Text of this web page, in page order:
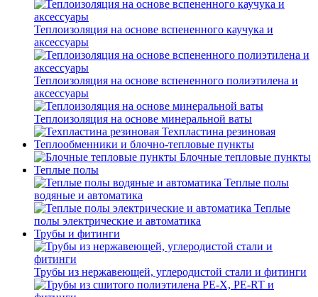
Теплоизоляция на основе вспененного каучука и
аксессуары
Теплоизоляция на основе вспененного полиэтилена и
аксессуары
Теплоизоляция на основе минеральной ваты
Техпластина резиновая
Теплообменники и блочно-тепловые пункты
Блочные тепловые пункты
Теплые полы
Теплые полы
водяные и автоматика
Теплые
полы электрические и автоматика
Трубы и фитинги
Трубы из нержавеющей, углеродистой стали и фитинги